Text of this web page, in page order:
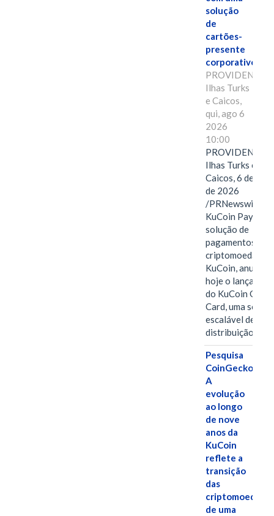
solução
de
cartões-
presente
corporativos.
Ilhas Turks
e Caicos,
qui, ago 6
2026
10:00
Ilhas Turks e
Caicos, 6 de
de 2026
/PRNewswire/
KuCoin Pay,
solução de
pagamentos em
criptomoedas da
KuCoin,
hoje o
do KuCoin Gift
Card, uma
escalável de
distribuição de…
Pesquisa
CoinGecko:
A
evolução
ao longo
de nove
anos da
KuCoin
reflete a
transição
das
criptomoedas
de uma